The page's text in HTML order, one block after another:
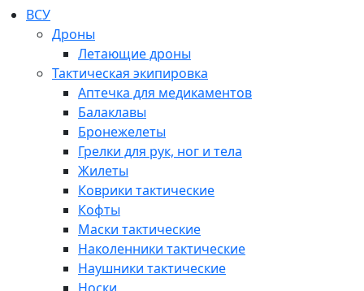
ВСУ
Дроны
Летающие дроны
Тактическая экипировка
Аптечка для медикаментов
Балаклавы
Бронежелеты
Грелки для рук, ног и тела
Жилеты
Коврики тактические
Кофты
Маски тактические
Наколенники тактические
Наушники тактические